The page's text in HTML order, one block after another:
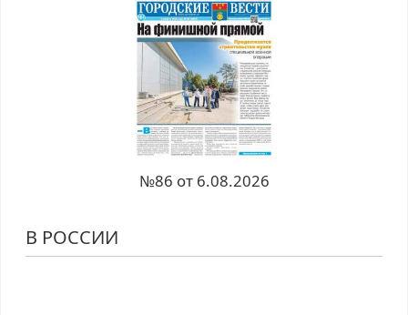
№86 от 6.08.2026
В РОССИИ